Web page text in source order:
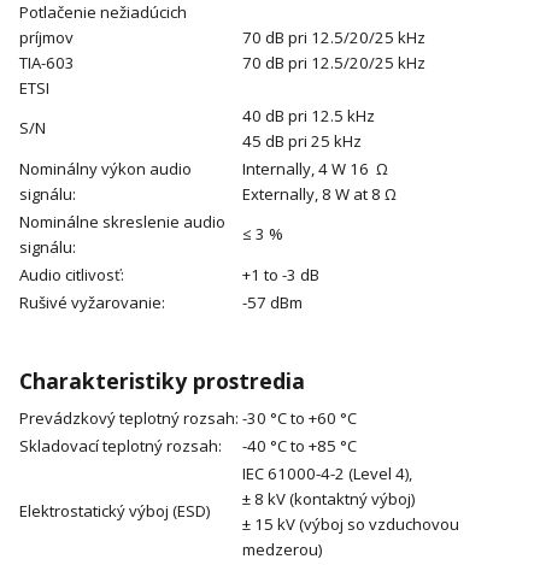
Potlačenie nežiadúcich
príjmov
TIA-603
ETSI
70 dB pri 12.5/20/25 kHz
70 dB pri 12.5/20/25 kHz
S/N
40 dB pri 12.5 kHz
45 dB pri 25 kHz
Nominálny výkon audio
signálu:
Internally, 4 W 16 Ω
Externally, 8 W at 8 Ω
Nominálne skreslenie audio
signálu:
≤ 3 %
Audio citlivosť:
+1 to -3 dB
Rušivé vyžarovanie:
-57 dBm
Charakteristiky prostredia
Prevádzkový teplotný rozsah: -30 °C to +60 °C
Skladovací teplotný rozsah:
-40 °C to +85 °C
Elektrostatický výboj (ESD)
IEC 61000-4-2 (Level 4),
± 8 kV (kontaktný výboj)
± 15 kV (výboj so vzduchovou
medzerou)